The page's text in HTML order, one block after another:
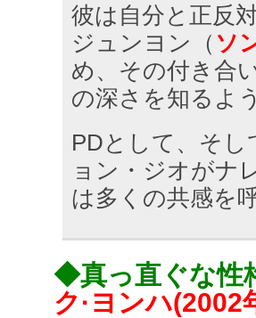
彼は自分と正反
ジュンヨン（ ソ
め、その付き合
の深さを知るよ
PDとして、そ
ョン・ジオがナ
は多くの共感を
◆真っ直ぐな性
ク·ヨンハ(2002